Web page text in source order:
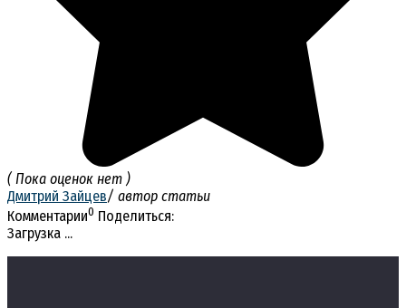
( Пока оценок нет )
Дмитрий Зайцев/ автор статьи
Комментарии0 Поделиться:
Загрузка ...